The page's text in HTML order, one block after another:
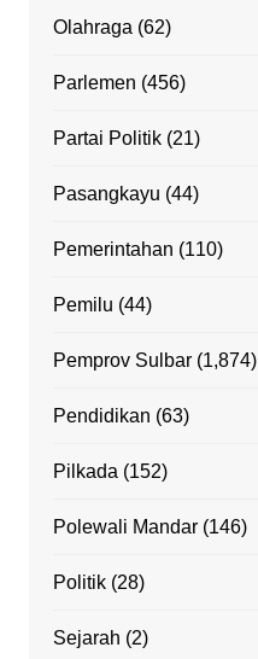
Olahraga (62)
Parlemen (456)
Partai Politik(21)
Pasangkayu (44)
Pemerintahan (110)
Pemilu (44)
Pemprov Sulbar(1,874)
Pendidikan (63)
Pilkada (152)
Polewali Mandar(146)
Politik(28)
Sejarah (2)